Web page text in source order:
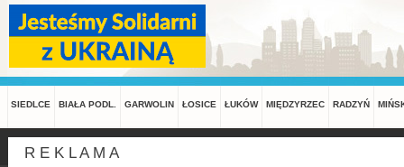
SIEDLCE BIAŁA PODL. GARWOLIN ŁOSICE ŁUKÓW MIĘDZYRZEC RADZYŃ
R E K L A M A